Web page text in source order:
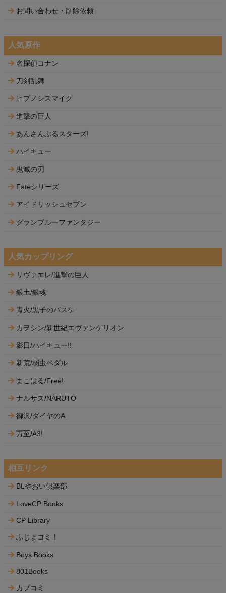
お問い合わせ・削除依頼
人気原作
名探偵コナン
刀剣乱舞
ヒプノシスマイク
進撃の巨人
あんさんぶるスターズ!
ハイキュー
鬼滅の刃
Fateシリーズ
アイドリッシュセブン
グランブルーファンタジー
人気カップリング
リヴァエレ/進撃の巨人
銀土/銀魂
青火/黒子のバスケ
カヲシン/新世紀エヴァンゲリオン
影日/ハイキュー!!
新荒/弱虫ペダル
まこはる/Free!
ナルサス/NARUTO
御沢/ダイヤのA
万至/A3!
相互リンク
BLやおい倶楽部
LoveCP Books
CP Library
ふじょコミ！
Boys Books
801Books
カプコミ